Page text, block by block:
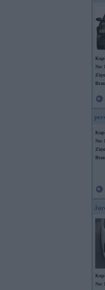
No:
No:
No: